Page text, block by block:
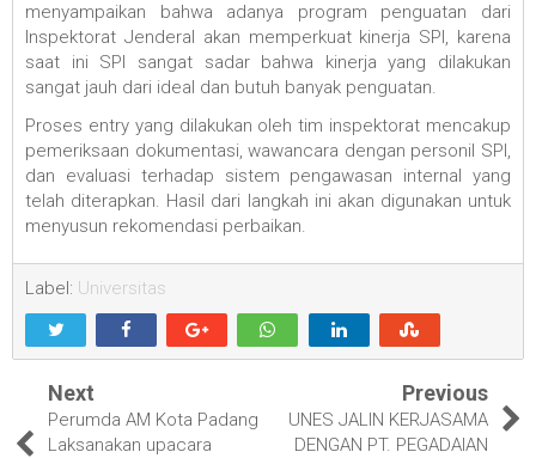
menyampaikan bahwa adanya program penguatan dari
Inspektorat Jenderal akan memperkuat kinerja SPI, karena
saat ini SPI sangat sadar bahwa kinerja yang dilakukan
sangat jauh dari ideal dan butuh banyak penguatan.
Proses entry yang dilakukan oleh tim inspektorat mencakup
pemeriksaan dokumentasi, wawancara dengan personil SPI,
dan evaluasi terhadap sistem pengawasan internal yang
telah diterapkan. Hasil dari langkah ini akan digunakan untuk
menyusun rekomendasi perbaikan.
Label: Universitas
Next
Perumda AM Kota Padang
Laksanakan upacara
Previous
UNES JALIN KERJASAMA
DENGAN PT. PEGADAIAN